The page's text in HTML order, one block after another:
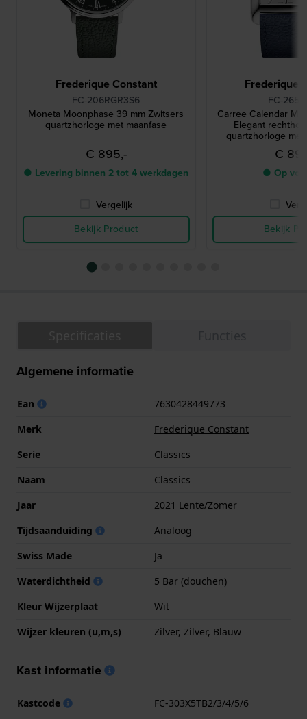
Frederique Constant
FC-206RGR3S6
Moneta Moonphase 39 mm Zwitsers
quartzhorloge met maanfase
€ 895,-
● Levering binnen 2 tot 4 werkdagen
Vergelijk
Bekijk Product
Frederique
FC-
Carree Calendar
Elegant
quartzhorloge met
€
● Op
Bekijk
Algemene informatie
Ean
7630428449773
Merk
Frederique Constant
Serie
Classics
Naam
Classics
Jaar
2021 Lente/Zomer
Tijdsaanduiding
Analoog
Swiss Made
Ja
Waterdichtheid
5 Bar (douchen)
Kleur Wijzerplaat
Wit
Wijzer kleuren (u,m,s)
Zilver, Zilver, Blauw
Kast informatie
Kastcode
FC-303X5TB2/3/4/5/6